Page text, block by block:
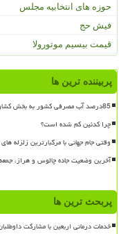
حوزه های انتخابیه مجلس
فیش حج
قیمت بیسیم موتورولا
پربیننده ترین ها
85درصد آب مصرفی کشور به بخش کشاورزی اختصاص دارد، آن هم با قیمت خیلی پایین
چرا کدئین کم شده است؟
وقتی جام جهانی با مرگبارترین زلزله
آخرین وضعیت جاده چالوس و هراز، جمعه ۲۹ خرداد
پربحث ترین ها
خدمات درمانی اربعین با مشارکت